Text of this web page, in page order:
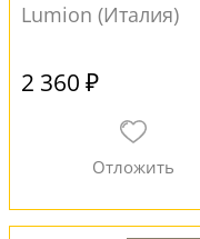
Lumion (Италия)
2 360 ₽